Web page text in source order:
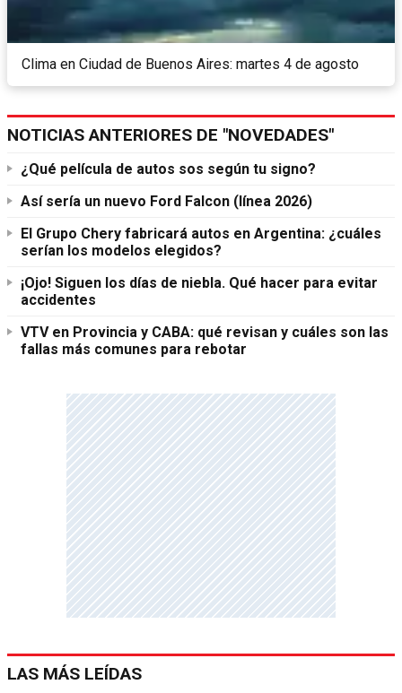
Clima en Ciudad de Buenos Aires: martes 4 de agosto
NOTICIAS ANTERIORES DE "NOVEDADES"
¿Qué película de autos sos según tu signo?
Así sería un nuevo Ford Falcon (línea 2026)
El Grupo Chery fabricará autos en Argentina: ¿cuáles
serían los modelos elegidos?
¡Ojo! Siguen los días de niebla. Qué hacer para evitar
accidentes
VTV en Provincia y CABA: qué revisan y cuáles son las
fallas más comunes para rebotar
LAS MÁS LEÍDAS